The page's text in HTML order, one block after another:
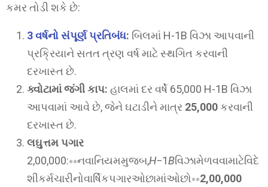
કમર તોડી શકે છે:
3 વર્ષનો સંપૂર્ણ પ્રતિબંધ: બિલમાં H-1B વિઝા આપવાની
પ્રક્રિયાને સતત ત્રણ વર્ષ માટે સ્થગિત કરવાની
દરખાસ્ત છે.
ક્વોટામાં જંગી કાપ: હાલમાં દર વર્ષે 65,000 H-1B વિઝા
આપવામાં આવે છે, જેને ઘટાડીને માત્ર 25,000કરવાની
દરખાસ્ત છે.
લઘુત્તમ પગાર
2,00,000:∗∗નવાનિયમમુજબ,H−1Bવિઝામેળવવામાટેવિદે
શીકર્મચારીનોવાર્ષિકપગારઓછામાંઓછો∗∗2,00,000